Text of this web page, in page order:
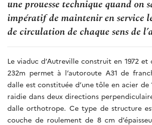
une prouesse technique quand on
impératif de maintenir en service
de circulation de chaque sens de
Le viaduc d’Autreville construit en 1972 et
232m permet à l’autoroute A31 de
dalle est constituée d’une tôle en acier de
raidie dans deux directions
dalle orthotrope. Ce type de structure
couche de roulement de 8 cm